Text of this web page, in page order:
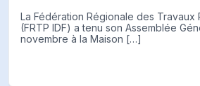
La Fédération Régionale des Travaux
(FRTP IDF) a tenu son Assemblée
novembre à la Maison […]